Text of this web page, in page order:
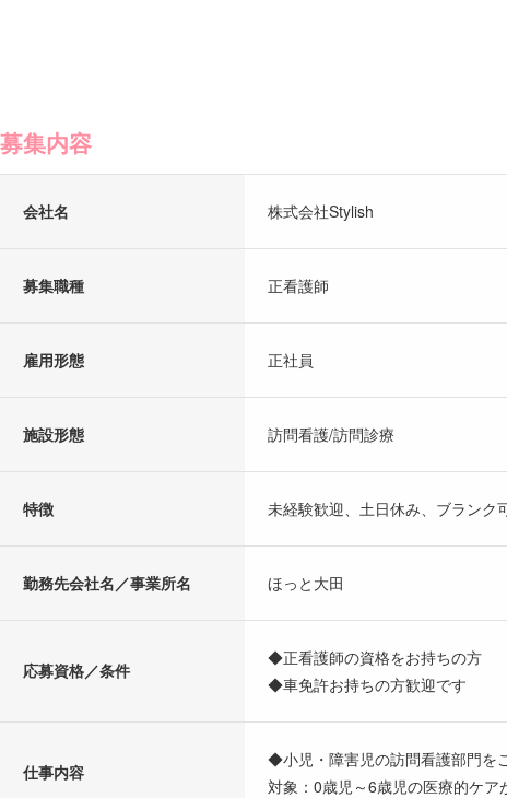
募集内容
会社名 株式会社Stylish
募集職種 正看護師
雇用形態 正社員
施設形態 訪問看護/訪問診療
特徴 未経験歓迎、土日休み、ブランク
勤務先会社名／事業所名 ほっと大田
応募資格／条件
◆正看護師の資格をお持ちの方
◆車免許お持ちの方歓迎です
仕事内容
◆小児・障害児の訪問看護部門を
対象：0歳児～6歳児の医療的ケア